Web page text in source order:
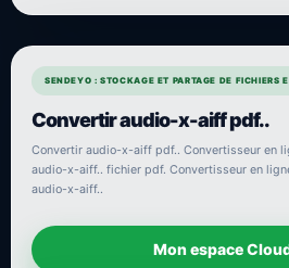
SENDEYO : STOCKAGE ET PARTAGE DE FICHIERS
Convertir audio-x-aiff pdf..
Convertir audio-x-aiff pdf.. Convertisseur en
audio-x-aiff.. fichier pdf. Convertisseur en
audio-x-aiff..
Mon espace